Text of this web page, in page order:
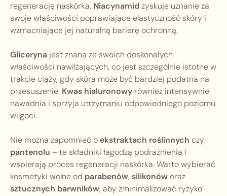
regenerację naskórka. Niacynamidzyskuje uznanie za
swoje właściwości poprawiające elastyczność skóry i
wzmacniające jej naturalną barierę ochronną.
Gliceryna jest znana ze swoich doskonałych
właściwości nawilżających, co jest szczególnie istotne w
trakcie ciąży, gdy skóra może być bardziej podatna na
przesuszenie. Kwas hialuronowy również intensywnie
nawadnia i sprzyja utrzymaniu odpowiedniego poziomu
wilgoci.
Nie można zapomnieć oekstraktach roślinnych czy
pantenolu – te składniki łagodzą podrażnienia i
wspierają proces regeneracji naskórka. Warto wybierać
kosmetyki wolne od parabenów, silikonóworaz
sztucznych barwników, aby zminimalizować ryzyko